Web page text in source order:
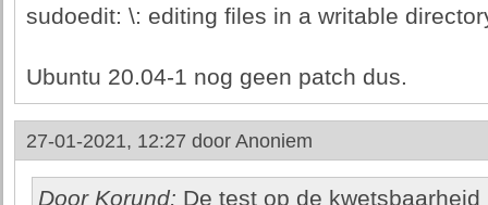
sudoedit: \: editing files in a writable
Ubuntu 20.04-1 nog geen patch dus.
27-01-2021, 12:27 door Anoniem
Door Korund: De test op de